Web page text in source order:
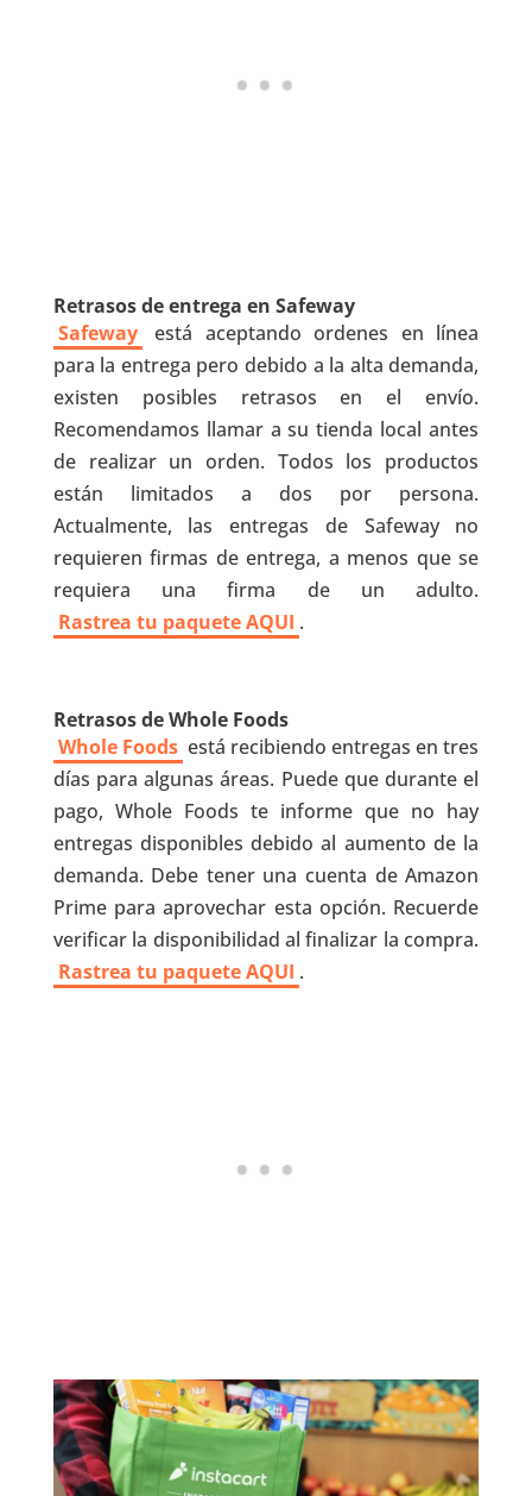
Retrasos de entrega en Safeway
Safeway
está aceptando ordenes en línea
para la entrega pero debido a la alta demanda,
existen posibles retrasos en el envío.
Recomendamos llamar a su tienda local antes
de realizar un orden. Todos los productos
están limitados a dos por persona.
Actualmente, las entregas de Safeway no
requieren firmas de entrega, a menos que se
requiera una firma de un adulto.
Rastrea tu paquete AQUI .
Retrasos de Whole Foods
Whole Foods está recibiendo entregas en tres
días para algunas áreas. Puede que durante el
pago, Whole Foods te informe que no hay
entregas disponibles debido al aumento de la
demanda. Debe tener una cuenta de Amazon
Prime para aprovechar esta opción. Recuerde
verificar la disponibilidad al finalizar la compra.
Rastrea tu paquete AQUI .